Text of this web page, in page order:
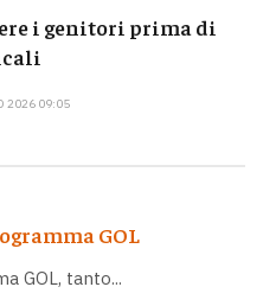
i genitori prima di
2026 09:05
GOL
GOL, tanto...